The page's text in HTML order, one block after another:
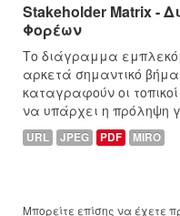
Stakeholder Matrix -
Φορέων
Το διάγραμμα
αρκετά σημαντικό
καταγραφούν οι
να υπάρχει η πρόληψη
URL JPEG PDF MIRO
Μπορείτε επίσης να έχετε